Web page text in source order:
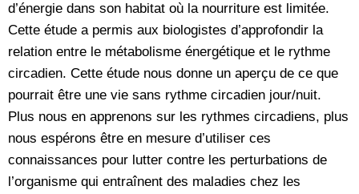
d’énergie dans son habitat où la nourriture est limitée.
Cette étude a permis aux biologistes d’approfondir la
relation entre le métabolisme énergétique et le rythme
circadien. Cette étude nous donne un aperçu de ce que
pourrait être une vie sans rythme circadien jour/nuit.
Plus nous en apprenons sur les rythmes circadiens, plus
nous espérons être en mesure d’utiliser ces
connaissances pour lutter contre les perturbations de
l’organisme qui entraînent des maladies chez les